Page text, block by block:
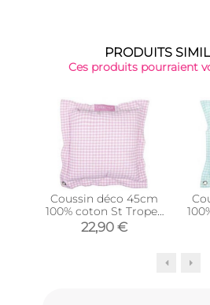
PRODUITS
Ces produits pourraient
Coussin déco 45cm
100% coton St Tropez
(Rose)
22,90 €